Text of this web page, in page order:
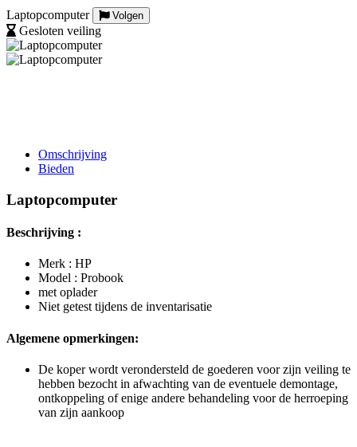
Laptopcomputer Volgen
Gesloten veiling
Omschrijving
Bieden
Laptopcomputer
Beschrijving :
Merk : HP
Model : Probook
met oplader
Niet getest tijdens de inventarisatie
Algemene opmerkingen:
De koper wordt verondersteld de goederen voor zijn veiling te
hebben bezocht in afwachting van de eventuele demontage,
ontkoppeling of enige andere behandeling voor de herroeping
van zijn aankoop